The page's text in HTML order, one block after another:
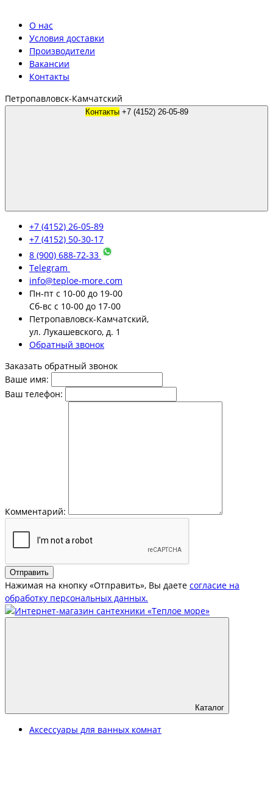
О нас
Условия доставки
Производители
Вакансии
Контакты
Петропавловск-Камчатский
Контакты +7 (4152) 26-05-89
+7 (4152) 26-05-89
+7 (4152) 50-30-17
8 (900) 688-72-33
Telegram
info@teploe-more.com
Пн-пт с 10-00 до 19-00
Сб-вс с 10-00 до 17-00
Петропавловск-Камчатский,
ул. Лукашевского, д. 1
Обратный звонок
Заказать обратный звонок
Ваше имя:
Ваш телефон:
Комментарий:
Отправить
Нажимая на кнопку «Отправить», Вы даете согласие на
обработку персональных данных.
Каталог
Аксессуары для ванных комнат